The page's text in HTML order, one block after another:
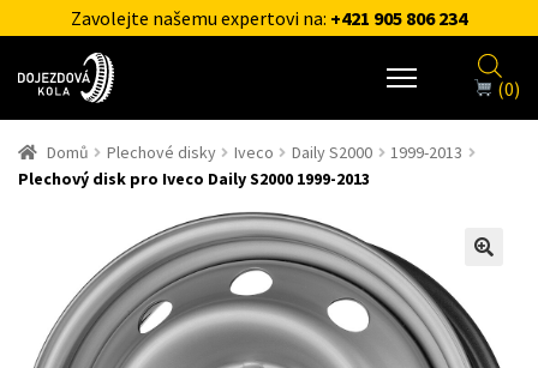
Zavolejte našemu expertovi na: +421 905 806 234
(0)
Domů Plechové disky Iveco Daily S2000
1999-2013
Plechový disk pro Iveco Daily S2000 1999-2013